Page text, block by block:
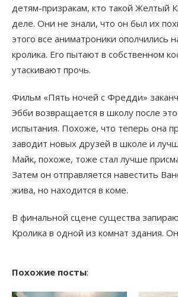
детям-призракам, кто такой Желтый
деле. Они не знали, что он был их
этого все аниматроники ополчились
кролика. Его пытают в собственном
утаскивают прочь.
Фильм «Пять ночей с Фредди»
Эбби возвращается в школу после
испытания. Похоже, что теперь она
заводит новых друзей в школе и
Майк, похоже, тоже стал лучше
Затем он отправляется навестить
жива, но находится в коме.
В финальной сцене существа
Кролика в одной из комнат здания.
Похожие посты: